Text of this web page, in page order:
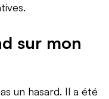
sur mon
un hasard. Il a été